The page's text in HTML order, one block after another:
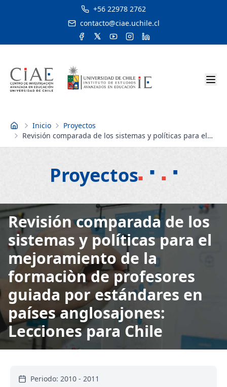
+56 22978 2762
contacto@ciae.uchile.cl
Inicio Inicio
Proyectos
Revisión comparada de los sistemas y políticas para el
mejoramiento de la formaciòn de profesores guiada por
Proyectos
Revisión comparada de los
sistemas y políticas para el
mejoramiento de la
formaciòn de profesores
guiada por estándares en
países anglosajones:
Lecciones para Chile
Periodo: 2010 - 2011